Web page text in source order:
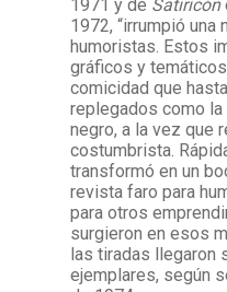
1971 y de Satiricón
1972, “irrumpió una
humoristas. Estos
gráficos y
comicidad que
replegados como
negro, a la vez que
costumbrista.
transformó en un
revista faro para
para otros
surgieron en esos
las tiradas llegaron
ejemplares, según